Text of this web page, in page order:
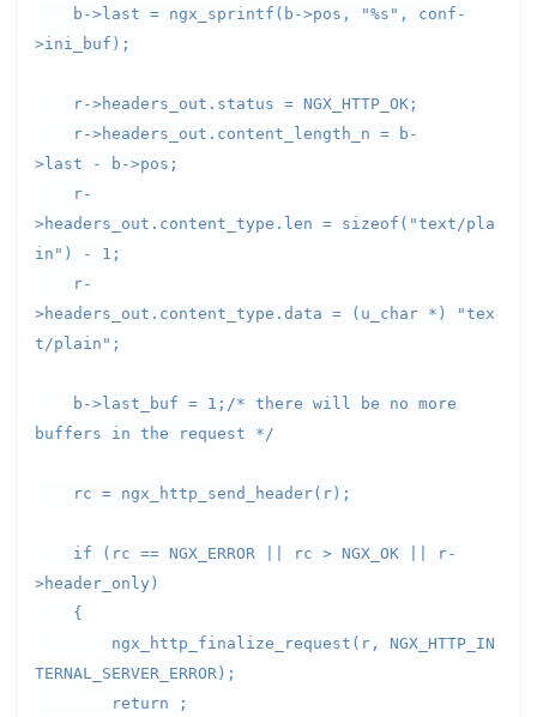
b->last = ngx_sprintf(b->pos, "%s", conf-
>ini_buf);
r->headers_out.status = NGX_HTTP_OK;
r->headers_out.content_length_n = b-
>last - b->pos;
r-
>headers_out.content_type.len = sizeof("text/pla
in") - 1;
r-
>headers_out.content_type.data = (u_char *) "tex
t/plain";
b->last_buf = 1;/* there will be no more
buffers in the request */
rc = ngx_http_send_header(r);
if (rc == NGX_ERROR || rc > NGX_OK || r-
>header_only)
{
ngx_http_finalize_request(r, NGX_HTTP_IN
TERNAL_SERVER_ERROR);
return ;